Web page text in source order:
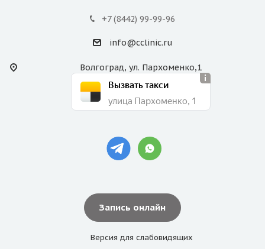
+7 (8442) 99-99-96
info@cclinic.ru
Волгоград, ул. Пархоменко,1
Вызвать такси
улица Пархоменко, 1
Запись онлайн
Версия для слабовидящих